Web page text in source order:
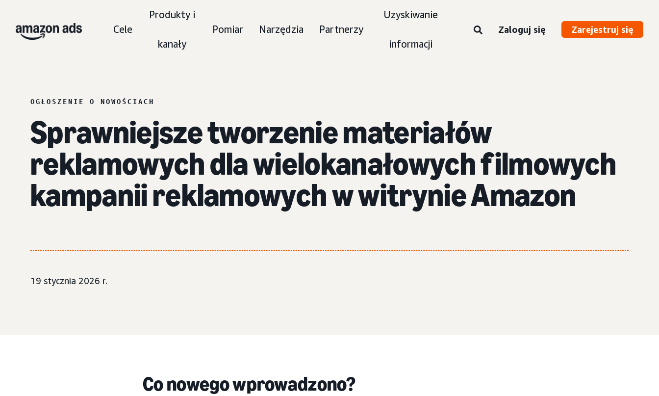
Cele
Produkty i
kanały
Pomiar Narzędzia Partnerzy
Uzyskiwanie
informacji
Zaloguj się Zarejestruj się
OGŁOSZENIE O NOWOŚCIACH
Sprawniejsze tworzenie materiałów
reklamowych dla wielokanałowych filmowych
kampanii reklamowych w witrynie Amazon
19 stycznia 2026 r.
Co nowego wprowadzono?